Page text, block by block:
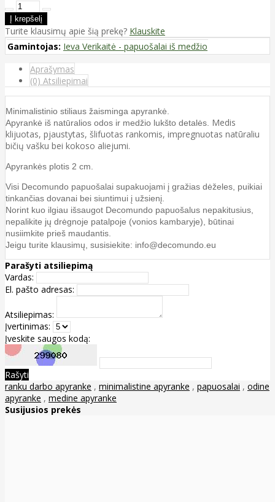
Turite klausimų apie šią prekę? Klauskite
Gamintojas: Ieva Verikaitė - papuošalai iš medžio
Aprašymas
(0) Atsiliepimai
Minimalistinio stiliaus žaisminga apyrankė.
Apyrankė iš natūralios odos ir medžio lukšto detalės. Medis
klijuotas, pjaustytas, šlifuotas rankomis, impregnuotas natūraliu
bičių vašku bei kokoso aliejumi.
Apyrankės plotis 2 cm.
Visi Decomundo papuošalai supakuojami į gražias dėželes, puikiai
tinkančias dovanai bei siuntimui į užsienį.
Norint kuo ilgiau išsaugot Decomundo papuošalus nepakitusius,
nepalikite jų drėgnoje patalpoje (vonios kambaryje), būtinai
nusiimkite prieš maudantis.
Jeigu turite klausimų, susisiekite: info@decomundo.eu
Parašyti atsiliepimą
Vardas:
El. pašto adresas:
Atsiliepimas:
Įvertinimas:
Įveskite saugos kodą:
Rašyti
ranku darbo apyranke , minimalistine apyranke , papuosalai , odine
apyranke , medine apyranke
Susijusios prekės